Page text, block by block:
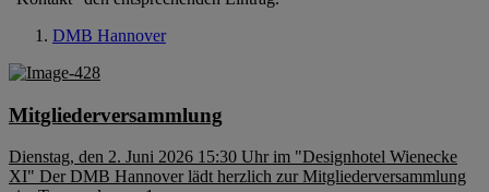
DMB Hannover
Mitgliederversammlung
Dienstag, den 2. Juni 2026 15:30 Uhr im "Designhotel Wienecke
XI" Der DMB Hannover lädt herzlich zur Mitgliederversammlung